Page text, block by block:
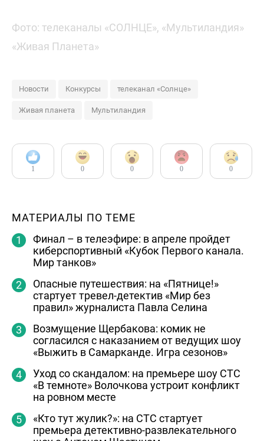
Фото: телеканалы «СОЛНЦЕ», «Мультиландия»
«Живая Планета»
Новости Конкурсы телеканал «Солнце»
Живая планета Мультиландия
1 0 0 0 0
МАТЕРИАЛЫ ПО ТЕМЕ
Финал – в телеэфире: в апреле пройдет
киберспортивный «Кубок Первого канала.
Мир танков»
Опасные путешествия: на «Пятнице!»
стартует тревел-детектив «Мир без
правил» журналиста Павла Селина
Возмущение Щербакова: комик не
согласился с наказанием от ведущих шоу
«Выжить в Самарканде. Игра сезонов»
Уход со скандалом: на премьере шоу СТС
«В темноте» Волочкова устроит конфликт
на ровном месте
«Кто тут жулик?»: на СТС стартует
премьера детективно-развлекательного